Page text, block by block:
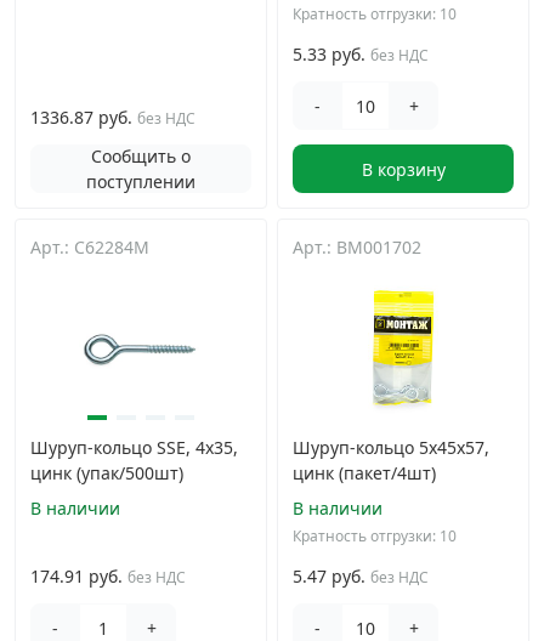
Гвозди и скобы
Хомуты и шуруп-шпильки
Шурупы и саморезы
Кронштейны и крюки хозяйственные ›
Метрический крепеж
Электро и бензоинструмент, оборудование
1336.87 руб. без НДС
Сообщить о
поступлении
Кратность отгрузки: 10
5.33 руб. без НДС
- +
В корзину
Арт.: C62284M
Шуруп-кольцо SSE, 4х35,
цинк (упак/500шт)
В наличии
174.91 руб. без НДС
- +
Арт.: BM001702
Шуруп-кольцо 5х45х57,
цинк (пакет/4шт)
В наличии
Кратность отгрузки: 10
5.47 руб. без НДС
- +